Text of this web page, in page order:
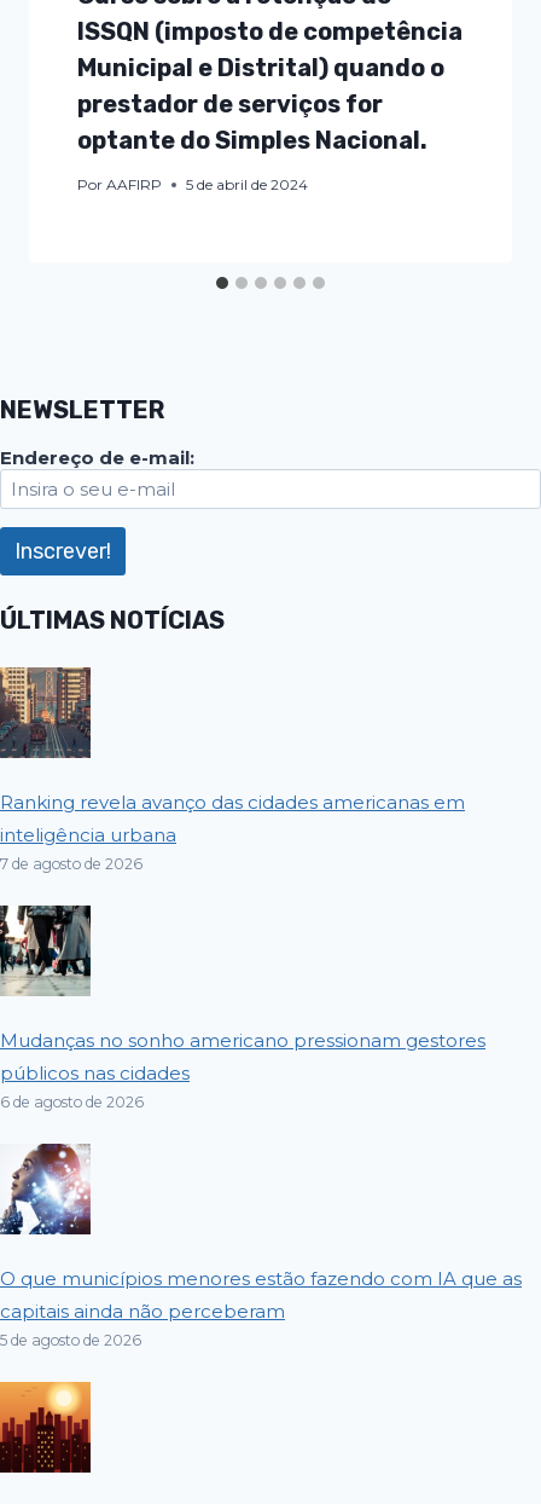
ISSQN (imposto de competência
Municipal e Distrital) quando o
prestador de serviços for
optante do Simples Nacional.
Por AAFIRP 5 de abril de 2024
NEWSLETTER
Endereço de e-mail:
ÚLTIMAS NOTÍCIAS
Ranking revela avanço das cidades americanas em
inteligência urbana
7 de agosto de 2026
Mudanças no sonho americano pressionam gestores
públicos nas cidades
6 de agosto de 2026
O que municípios menores estão fazendo com IA que as
capitais ainda não perceberam
5 de agosto de 2026